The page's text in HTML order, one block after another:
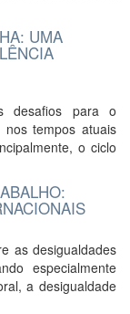
UMA
desafios para o
nos tempos atuais
o ciclo
as desigualdades
especialmente
a desigualdade